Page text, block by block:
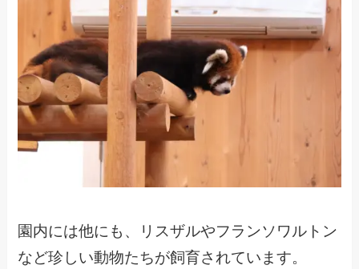
園内には他にも、リスザルやフランソワルトン
など珍しい動物たちが飼育されています。